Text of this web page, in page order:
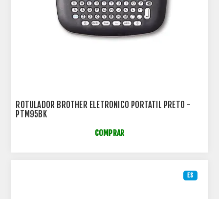
ROTULADOR BROTHER ELETRONICO PORTATIL PRETO -
PTM95BK
COMPRAR
ES